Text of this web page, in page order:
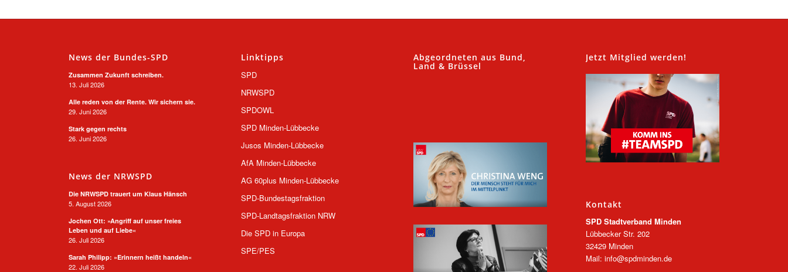
News der Bundes-SPD
Zusammen Zukunft schreiben.
13. Juli 2026
Alle reden von der Rente. Wir sichern sie.
29. Juni 2026
Stark gegen rechts
26. Juni 2026
News der NRWSPD
Die NRWSPD trauert um Klaus Hänsch
5. August 2026
Jochen Ott: »Angriff auf unser freies
Leben und auf Liebe«
26. Juli 2026
Sarah Philipp: »Erinnern heißt handeln«
22. Juli 2026
Linktipps
SPD
NRWSPD
SPDOWL
SPD Minden-Lübbecke
Jusos Minden-Lübbecke
AfA Minden-Lübbecke
AG 60plus Minden-Lübbecke
SPD-Bundestagsfraktion
SPD-Landtagsfraktion NRW
Die SPD in Europa
SPE/PES
Abgeordneten aus Bund,
Land & Brüssel
Jetzt Mitglied werden!
Kontakt
SPD Stadtverband Minden
Lübbecker Str. 202
32429 Minden
Mail: info@spdminden.de